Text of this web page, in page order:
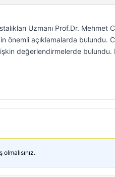
Uzmanı Prof.Dr.
önemli açıklamalarda
değerlendirmelerde